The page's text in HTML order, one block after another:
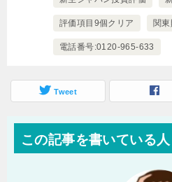
評価項目9個クリア 関
電話番号:0120-965-633
Tweet
この記事を書いている人